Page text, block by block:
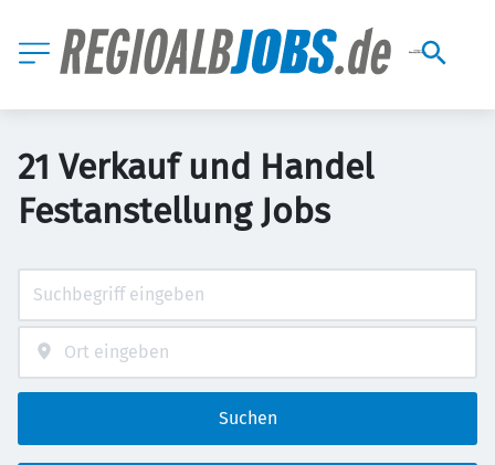
21 Verkauf und Handel
Festanstellung Jobs
Suchen